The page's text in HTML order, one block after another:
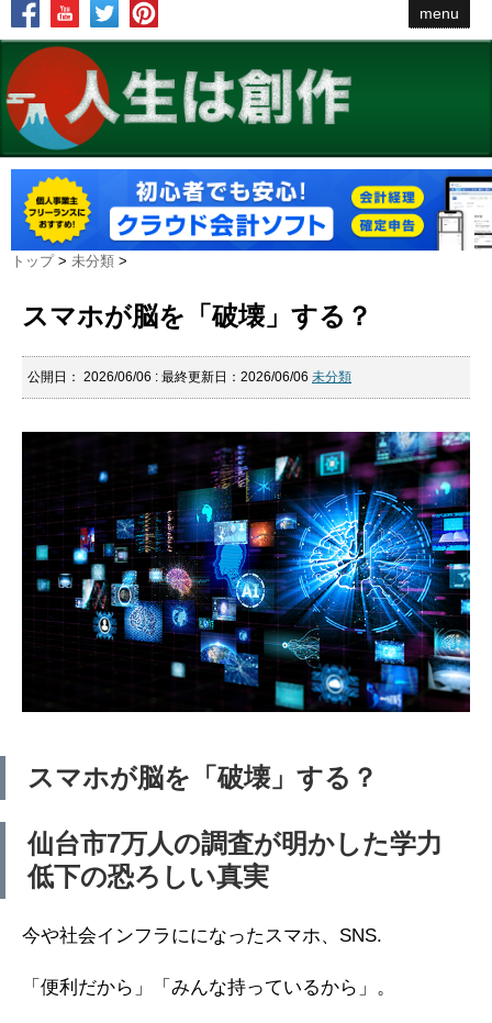
menu
トップ > 未分類 >
スマホが脳を「破壊」する？
公開日： 2026/06/06 : 最終更新日：2026/06/06 未分類
スマホが脳を「破壊」する？
仙台市7万人の調査が明かした学力
低下の恐ろしい真実
今や社会インフラにになったスマホ、SNS.
「便利だから」「みんな持っているから」。